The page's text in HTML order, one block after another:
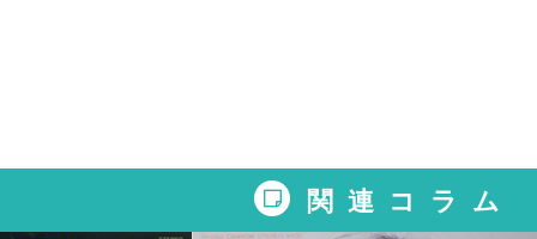
関連コラム